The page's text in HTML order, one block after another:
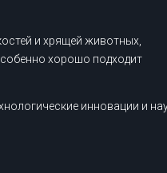
и хрящей животных,
хорошо подходит
инновации и